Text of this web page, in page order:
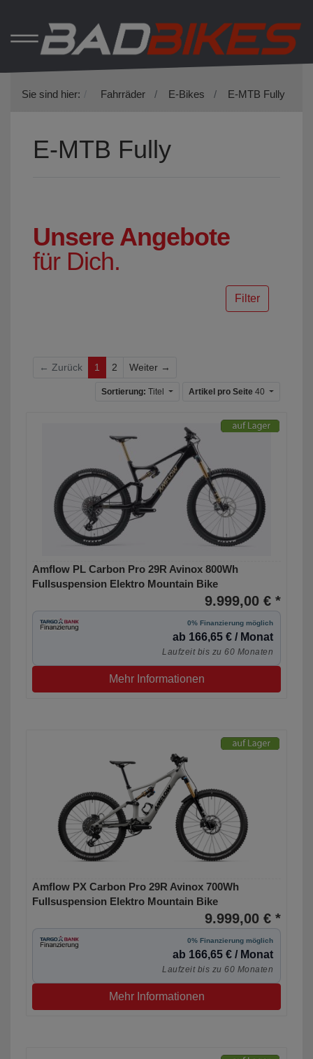
Sie sind hier: Fahrräder E-Bikes E-MTB Fully
E-MTB Fully
Unsere Angebote
für Dich.
Filter
← Zurück 1 2 Weiter →
Sortierung: Titel Artikel pro Seite 40
Amflow PL Carbon Pro 29R Avinox 800Wh
Fullsuspension Elektro Mountain Bike
9.999,00 € *
0% Finanzierung möglich
ab 166,65 € / Monat
Laufzeit bis zu 60 Monaten
Mehr Informationen
Amflow PX Carbon Pro 29R Avinox 700Wh
Fullsuspension Elektro Mountain Bike
9.999,00 € *
0% Finanzierung möglich
ab 166,65 € / Monat
Laufzeit bis zu 60 Monaten
Mehr Informationen